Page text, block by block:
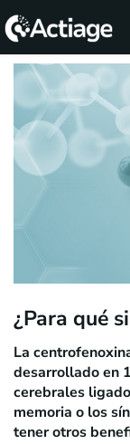
SHOP
TRATAMIENTOS
CONSULTA
RECURSOS
¿Para qué
La
desarrollado en
cerebrales
memoria o los
tener otros